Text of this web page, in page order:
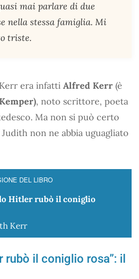
mai parlare di due
nella stessa famiglia. Mi
triste.
era infatti Alfred Kerr (è
, noto scrittore, poeta
Ma non si può certo
non ne abbia uguagliato
DEL LIBRO
Hitler rubò il coniglio
Kerr
rubò il coniglio rosa”: il